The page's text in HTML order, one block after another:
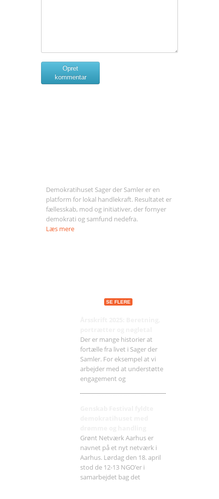
Opret
kommentar
Demokratihuset Sager der Samler er en
platform for lokal handlekraft. Resultatet er
fællesskab, mod og initiativer, der fornyer
demokrati og samfund nedefra.
Læs mere
SE FLERE
Der er mange historier at
fortælle fra livet i Sager der
Samler. For eksempel at vi
arbejder med at understøtte
engagement og
Grønt Netværk Aarhus er
navnet på et nyt netværk i
Aarhus. Lørdag den 18. april
stod de 12-13 NGO’er i
samarbejdet bag det